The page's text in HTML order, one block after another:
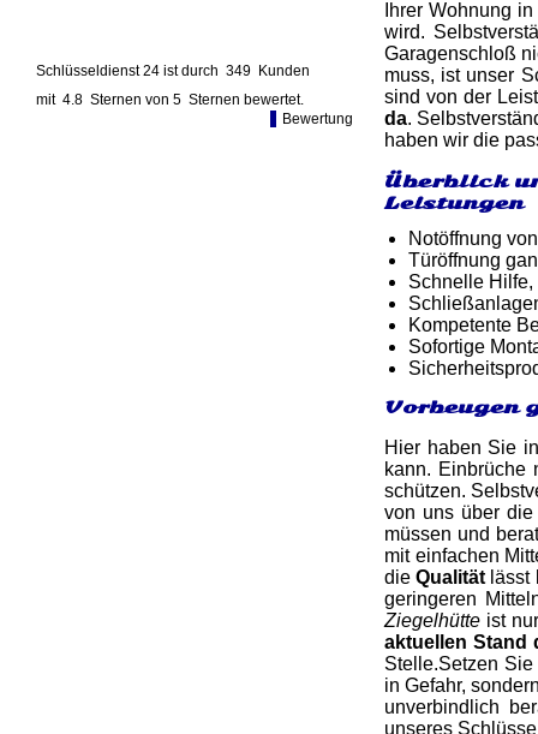
Schlüsseldienst 24 ist durch 349 Kunden
mit 4.8 Sternen von 5 Sternen bewertet.
Bewertung
Ihrer Wohnung
wird.
Garagenschloß
muss, ist unser
sind von der
da.
haben wir die
Überblick
Leistungen
Notöffnung
Türöffnung
Schnelle Hilfe,
Kompetente
Sofortige
Vorbeugen
Hier haben Sie
kann. Einbrüche
schützen.
von uns über
müssen und
mit einfachen
dieQualität
geringeren
Ziegelhütte ist
aktuellen Stand
Stelle.Setzen
in Gefahr,
unverbindlich
unseres